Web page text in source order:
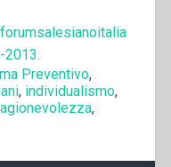
Preventivo,
, individualismo,
,